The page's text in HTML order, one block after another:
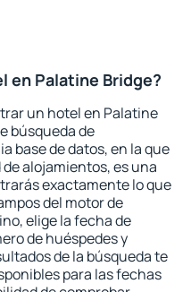
en Palatine Bridge?
un hotel en Palatine
búsqueda de
base de datos, en la que
alojamientos, es una
exactamente lo que
del motor de
elige la fecha de
de huéspedes y
de la búsqueda te
para las fechas